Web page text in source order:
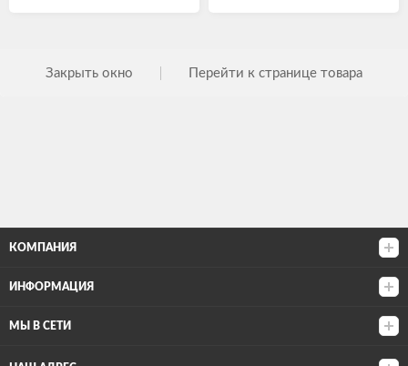
Закрыть окно Перейти к странице товара
КОМПАНИЯ
ИНФОРМАЦИЯ
МЫ В СЕТИ